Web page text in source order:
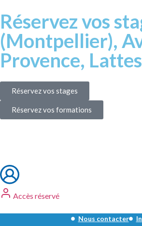
Réservez vos
(Montpellier),
Provence,
Réservez vos stages
Réservez vos formations
Accès réservé
Nous contacter